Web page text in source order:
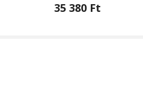
35 380 Ft